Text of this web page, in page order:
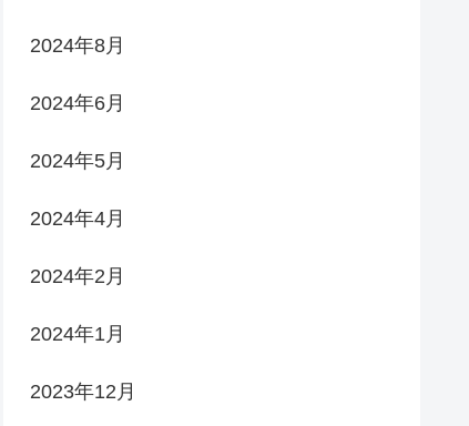
2024年8月
2024年6月
2024年5月
2024年4月
2024年2月
2024年1月
2023年12月